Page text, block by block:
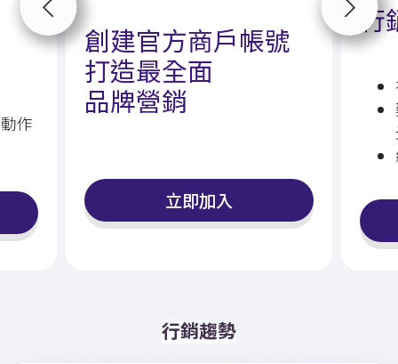
作
創建官方商戶帳⁠號
打造最全面
品⁠牌⁠營⁠銷
立即加入
行
行銷趨勢